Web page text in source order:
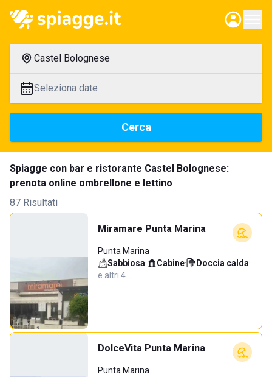
Castel Bolognese
Seleziona date
Cerca
Spiagge con bar e ristorante Castel Bolognese:
prenota online ombrellone e lettino
87 Risultati
Miramare Punta Marina
Punta Marina
Sabbiosa· Cabine· Doccia calda·
e altri 4…
DolceVita Punta Marina
Punta Marina